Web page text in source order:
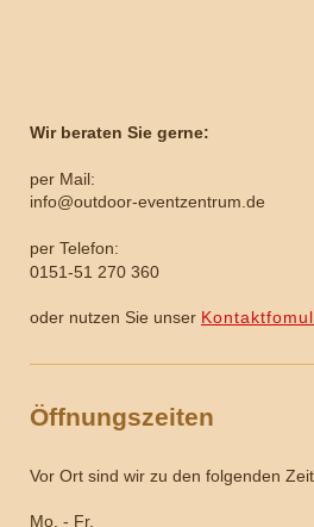
Wir beraten Sie gerne:
per Mail:
info@outdoor-eventzentrum.de
per Telefon:
0151-51 270 360
oder nutzen Sie unser
Öffnungszeiten
Vor Ort sind wir zu den folgenden
Mo. - Fr.